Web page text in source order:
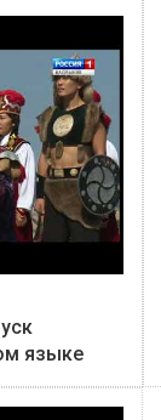
языке